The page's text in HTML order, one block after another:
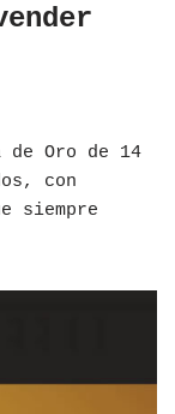
de Oro de 14
con
siempre